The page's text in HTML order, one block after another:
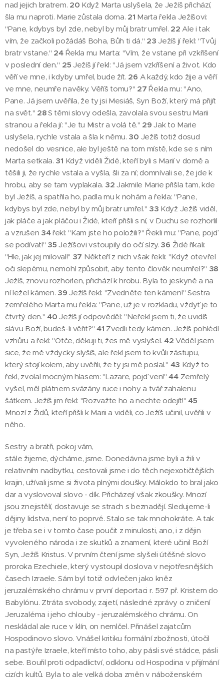
nad jejich bratrem. 20 Když Marta uslyšela, že Ježíš přichází,
šla mu naproti. Marie zůstala doma. 21 Marta řekla Ježíšovi:
"Pane, kdybys byl zde, nebyl by můj bratr umřel. 22 Ale i tak
vím, že začkoli požádáš Boha, Bůh ti dá." 23Ježíš jí řekl: "Tvůj
bratr vstane." 24Řekla mu Marta: "Vím, že vstane při vzkříšení
v poslední den." 25 Ježíš jí řekl: "Já jsem vzkříšení a život. Kdo
věří ve mne, i kdyby umřel, bude žít. 26 A každý, kdo žije a věří
ve mne, neumře navěky. Věříš tomu?" 27 Řekla mu: "Ano,
Pane. Já jsem uvěřila, že ty jsi Mesiáš, Syn Boží, který má přijít
na svět." 28S těmi slovy odešla, zavolala svou sestru Marii
stranou a řekla jí: "Je tu Mistr a volá tě." 29 Jak to Marie
uslyšela, rychle vstala a šla k němu. 30 Ježíš totiž dosud
nedošel do vesnice, ale byl ještě na tom místě, kde se s ním
Marta setkala. 31 Když viděli Židé, kteří byli s Marií v domě a
těšili ji, že rychle vstala a vyšla, šli za ní; domnívali se, že jde k
hrobu, aby se tam vyplakala. 32 Jakmile Marie přišla tam, kde
byl Ježíš, a spatřila ho, padla mu k nohám a řekla: "Pane,
kdybys byl zde, nebyl by můj bratr umřel." 33 Když Ježíš viděl,
jak pláče a jak pláčou i Židé, kteří přišli s ní, v Duchu se rozhorlil
a vzrušen 34řekl: "Kam jste ho položili?" Řekli mu: "Pane, pojď
se podívat!" 35 Ježíšovi vstoupily do očí slzy. 36 Židé říkali:
"Hle, jak jej miloval!" 37 Někteří z nich však řekli: "Když otevřel
oči slepému, nemohl způsobit, aby tento člověk neumřel?" 38
Ježíš, znovu rozhorlen, přichází k hrobu. Byla to jeskyně a na
ní ležel kámen. 39 Ježíš řekl: "Zvedněte ten kámen!" Sestra
zemřelého Marta mu řekla: "Pane, už je v rozkladu, vždyť je to
čtvrtý den." 40 Ježíš jí odpověděl: "Neřekl jsem ti, že uvidíš
slávu Boží, budeš-li věřit?"41 Zvedli tedy kámen. Ježíš pohlédl
vzhůru a řekl: "Otče, děkuji ti, žes mě vyslyšel. 42 Věděl jsem
sice, že mě vždycky slyšíš, ale řekl jsem to kvůli zástupu,
který stojí kolem, aby uvěřili, že ty jsi mě poslal." 43 Když to
řekl, zvolal mocným hlasem: "Lazare, pojď ven!"44Zemřelý
vyšel, měl plátnem svázány ruce i nohy a tvář zahalenu
šátkem. Ježíš jim řekl: "Rozvažte ho a nechte odejít!"45
Mnozí z Židů, kteří přišli k Marii a viděli, co Ježíš učinil, uvěřili v
něho.
Sestry a bratři, pokoj vám,
stále žijeme, dýcháme, jsme. Donedávna jsme byli a žili v
relativním nadbytku, cestovali jsme i do těch nejexotičtějších
krajin, užívali jsme si života plnými doušky. Málokdo to bral jako
dar a vyslovoval slovo - dík. Přicházejí však zkoušky. Mnozí
jsou znejistělí, dostavuje se strach s beznadějí. Sledujeme-li
dějiny lidstva, není to poprvé. Stalo se tak mnohokráte. A tak
je třeba se i v tomto čase poučit z minulosti, ano, i z dějin
vyvoleného národa i ze skutků a znamení, které učinil Boží
Syn, Ježíš Kristus. V prvním čtení jsme slyšeli útěšné slovo
proroka Ezechiele, který vystoupil doslova v nejotřesnějších
časech Izraele. Sám byl totiž odvlečen jako kněz
jeruzalémského chrámu v první deportaci r. 597 př. Kristem do
Babylónu. Ztráta svobody, zajetí, následné zprávy o zničení
Jeruzaléma i jeho chlouby - jeruzalémského chrámu. On
neskládal ale ruce v klín, on nemlčel. Přinášel zajatcům
Hospodinovo slovo. Vnášel kritiku formální zbožnosti, útočil
na pastýře Izraele, kteří místo toho, aby pásli své stádce, pásli
sebe. Bouřil proti odpadlictví, odklonu od Hospodina v přijímání
cizích kultů. Byla to ale velká doba změn v náboženském